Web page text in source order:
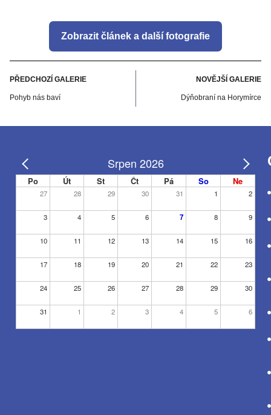
Zobrazit článek a další fotografie
PŘEDCHOZÍ GALERIE
Pohyb nás baví
NOVĚJŠÍ GALERIE
Dýňobraní na Horymírce
Srpen 2026
Po Út St Čt Pá So Ne
27 28 29 30 31 1 2
3 4 5 6 7 8 9
10 11 12 13 14 15 16
17 18 19 20 21 22 23
24 25 26 27 28 29 30
31 1 2 3 4 5 6